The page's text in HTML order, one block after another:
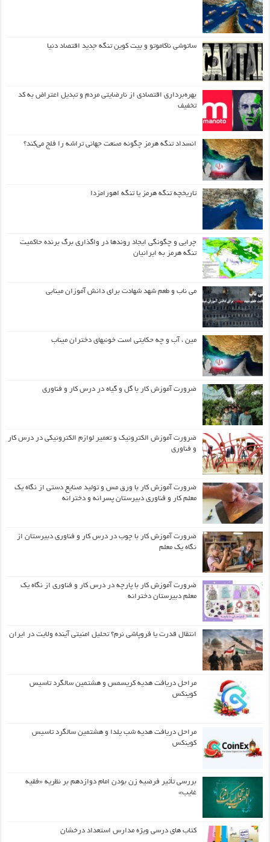
ساتوشی ناکاموتو و بیت کوین تنگه جدید اقتصاد دنیا
بهره‌برداری اقتصادی از نارضایتی مردم و تبدیل اعتراض به کد
تخفیف
انسداد تنگه هرمز چگونه صنعت جهانی تراشه را فلج می‌کند؟
تاریخچه تنگه هرمز یا تنگه اهورامزدا
چرایی و چگونگی ایجاد روندها در واگذاری برگ برنده حاکمیت
تنگه هرمز به ایرانیان
می ناب و طعم شهد شهادت برای دانش آموزان مینابی
مین ، آب و چه حکایتی است خونبهای دختران میناب
ضرورت آموزش کار با گل و گیاه در درس کار و فناوری
ضرورت آموزش الکترونیک و تعمیر لوازم الکترونیکی در درس کار
و فناوری
ضرورت آموزش کار با ورق مس و تولید صنایع دستی از نگاه یک
معلم کار و فناوری دبیرستان پسرانه و دخترانه
ضرورت آموزش کار با چوب در درس کار و فناوری دبیرستان از
نگاه یک معلم
ضرورت آموزش کار با پارچه در درس کار و فناوری از نگاه یک
معلم دبیرستان دخترانه
انتقال قدرت یا فروپاشی نرم؟ تحلیل امنیتی آینده ولایت در ایران
مراحل دریافت هدیه کریسمس و هشتمین سالگرد تاسیس
کوینکس
مراحل دریافت هدیه شب یلدا و هشتمین سالگرد تاسیس
کوینکس
بررسی تأثیر فرضیه زن بودن امام دوازدهم بر نظریه «فقیه
غایب»
کتاب های درسی ویژه مدارس استعداد درخشان